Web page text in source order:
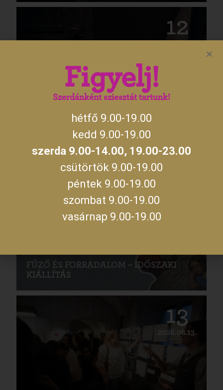
12
SZABADULÓSZOBÁK
FŰZŐ ÉS FORRADALOM – IDŐSZAKI
KIÁLLÍTÁS
13
2026.08.13.
Figyelj!
Szerdánként sziesztát tartunk!
hétfő 9.00-19.00
kedd 9.00-19.00
szerda 9.00-14.00, 19.00-23.00
csütörtök 9.00-19.00
péntek 9.00-19.00
szombat 9.00-19.00
vasárnap 9.00-19.00